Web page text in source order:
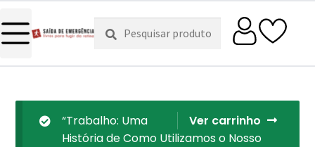
Pesquisar
por:
Pesquisa
Ver carrinho
“Trabalho: Uma
História de Como Utilizamos o Nosso